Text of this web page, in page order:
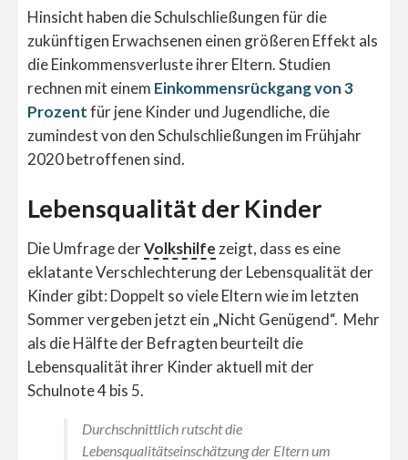
Hinsicht haben die Schulschließungen für die
zukünftigen Erwachsenen einen größeren Effekt als
die Einkommensverluste ihrer Eltern. Studien
rechnen mit einem Einkommensrückgang von 3
Prozentfür jene Kinder und Jugendliche, die
zumindest von den Schulschließungen im Frühjahr
2020 betroffenen sind.
Lebensqualität der Kinder
Die Umfrage derVolkshilfezeigt, dass es eine
eklatante Verschlechterung der Lebensqualität der
Kinder gibt: Doppelt so viele Eltern wie im letzten
Sommer vergeben jetzt ein „Nicht Genügend“. Mehr
als die Hälfte der Befragten beurteilt die
Lebensqualität ihrer Kinder aktuell mit der
Schulnote 4 bis 5.
Durchschnittlich rutscht die
Lebensqualitätseinschätzung der Eltern um